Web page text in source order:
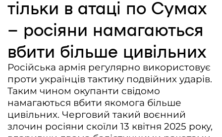
Редакційна політика | Копірайт
тільки в атаці по Сумах
– росіяни намагаються
вбити більше цивільних
Російська армія регулярно використовує
проти українців тактику подвійних ударів.
Таким чином окупанти свідомо
намагаються вбити якомога більше
цивільних. Черговий такий воєнний
злочин росіяни скоїли 13 квітня 2025 року,